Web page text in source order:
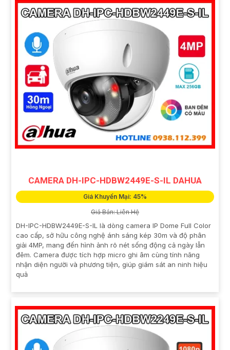
CAMERA DH-IPC-HDBW2449E-S-IL DAHUA
Giá Khuyến Mại: 45%
Giá Bán: Liên Hệ
DH-IPC-HDBW2449E-S-IL là dòng camera IP Dome Full Color
cao cấp, sở hữu công nghệ ánh sáng kép 30m và độ phân
giải 4MP, mang đến hình ảnh rõ nét sống động cả ngày lẫn
đêm. Camera được tích hợp micro ghi âm cùng tính năng
nhận diện người và phương tiện, giúp giám sát an ninh hiệu
quả